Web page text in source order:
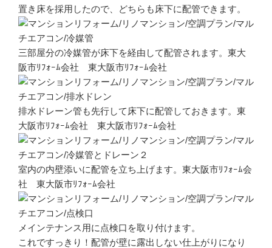
置き床を採用したので、どちらも床下に配管できます。
三部屋分の冷媒管が床下を経由して配管されます。東大
阪市ﾘﾌｫｰﾑ会社 東大阪市ﾘﾌｫｰﾑ会社
排水ドレーン管も先行して床下に配管しておきます。東
大阪市ﾘﾌｫｰﾑ会社 東大阪市ﾘﾌｫｰﾑ会社
室内の内壁添いに配管を立ち上げます。東大阪市ﾘﾌｫｰﾑ会
社 東大阪市ﾘﾌｫｰﾑ会社
メインテナンス用に点検口を取り付けます。
これですっきり！配管が壁に露出しない仕上がりになり